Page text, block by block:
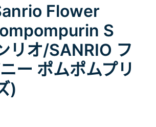
Flower
S
リオ/SANRIO フ
ー ポムポムプリ
)